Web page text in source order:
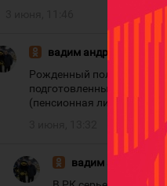
вадим андриянов
Рожденный ползать
подготовленные
(пенсионная лига),а
вадим андриянов